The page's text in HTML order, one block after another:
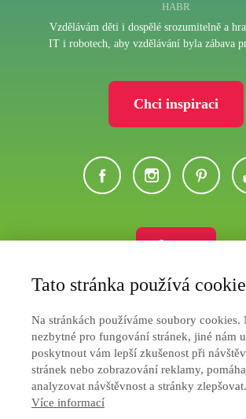
HABR
Vzdělávám děti i dospělé srozumitelně a
IT i robotech, aby vzdělávání byla zábava
Chci inspiraci
Jak nakupovat
Obchodní podmínky
Tato stránka používá
Na stránkách používáme soubory cookies.
nezbytné pro fungování stránek, jiné nám
poskytnout vám lepší zkušenost při
stránek nebo zobrazování reklamy,
analyzovat návštěvnost a stránky zlepšovat.
Více informací